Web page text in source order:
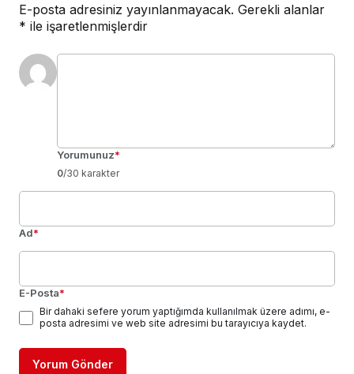
E-posta adresiniz yayınlanmayacak. Gerekli alanlar
* ile işaretlenmişlerdir
Yorumunuz*
0/30 karakter
Ad*
E-Posta*
Bir dahaki sefere yorum yaptığımda kullanılmak üzere adımı, e-
posta adresimi ve web site adresimi bu tarayıcıya kaydet.
Yorum Gönder